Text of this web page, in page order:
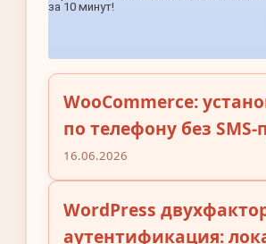
WooCommerce:
по телефону без
16.06.2026
WordPress
аутентификация: